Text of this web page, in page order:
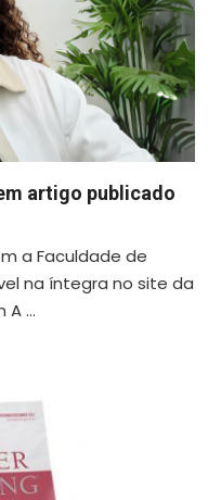
artigo publicado
a Faculdade de
na íntegra no site da
...